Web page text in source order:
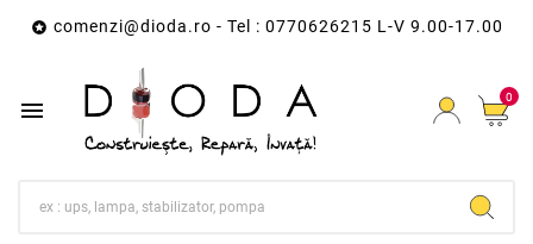
 comenzi@dioda.ro - Tel : 0770626215 L-V 9.00-17.00
 0